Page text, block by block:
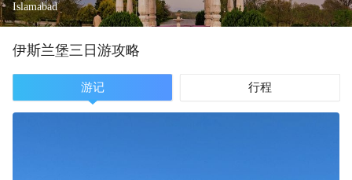
Islamabad
伊斯兰堡三 日游攻略
游记 行程